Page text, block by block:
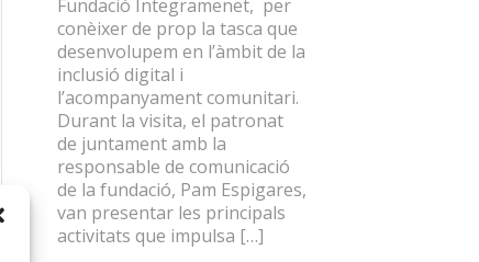
Fundació Integramenet, per
conèixer de prop la tasca que
desenvolupem en l’àmbit de la
inclusió digital i
l’acompanyament comunitari.
Durant la visita, el patronat
de juntament amb la
responsable de comunicació
de la fundació, Pam Espigares,
van presentar les principals
activitats que impulsa […]